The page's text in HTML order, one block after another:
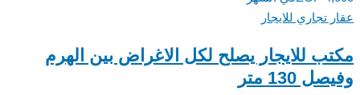
تجاري للايجار
للايجار يصلح لكل الاغراض بين الهرم
130 متر